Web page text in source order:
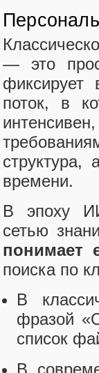
— это
поток, в
структура,
времени.
В эпоху
сетью
понимает
поиска по
В
фразой
список
В